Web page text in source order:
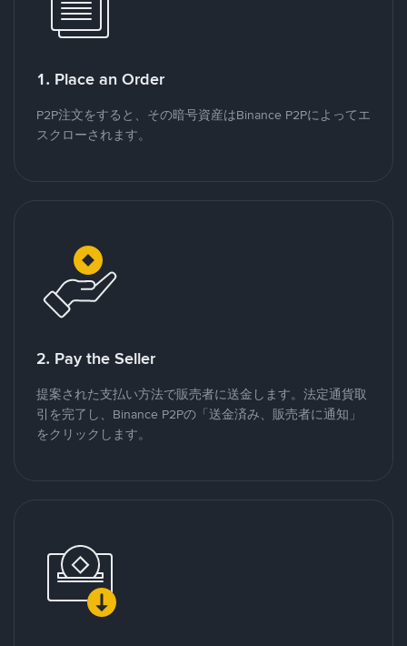
1. Place an Order
P2P注文をすると、その暗号資産はBinance P2Pによってエ
スクローされます。
2. Pay the Seller
提案された支払い方法で販売者に送金します。法定通貨取
引を完了し、Binance P2Pの「送金済み、販売者に通知」
をクリックします。